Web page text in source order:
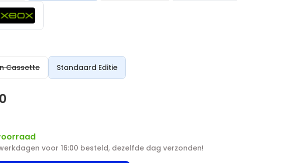
Cassette Standaard Editie
voor 16:00 besteld, dezelfde dag verzonden!